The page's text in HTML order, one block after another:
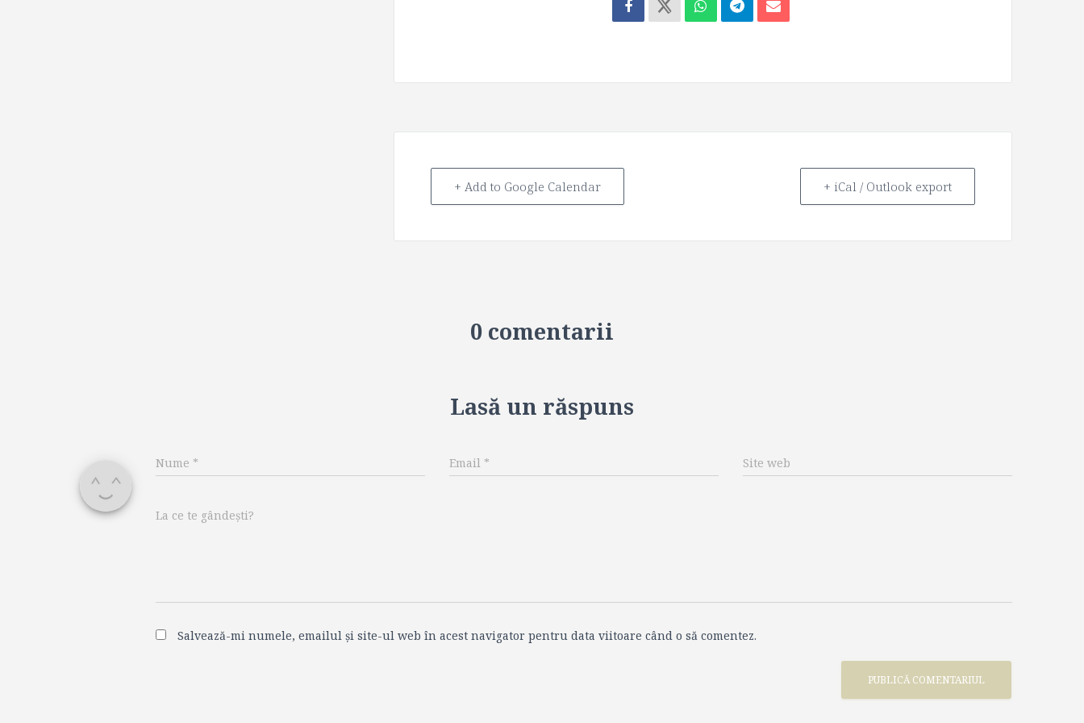
+ Add to Google Calendar + iCal / Outlook export
0 comentarii
Lasă un răspuns
Nume * Email * Site web
La ce te gândești?
Salvează-mi numele, emailul și site-ul web în acest navigator pentru data viitoare când o să comentez.